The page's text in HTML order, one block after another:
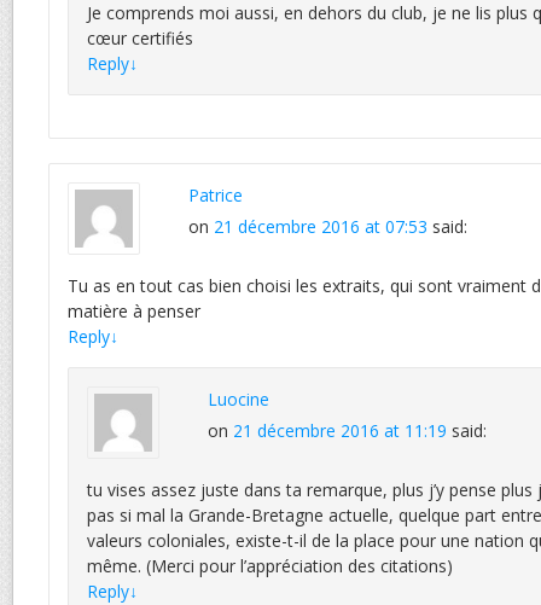
Je comprends moi aussi, en dehors du club, je ne lis plus
cœur certifiés
Reply↓
Patrice
on 21 décembre 2016 at 07:53 said:
Tu as en tout cas bien choisi les extraits, qui sont vraiment
matière à penser
Reply↓
Luocine
on 21 décembre 2016 at 11:19 said:
tu vises assez juste dans ta remarque, plus j’y pense plus
pas si mal la Grande-Bretagne actuelle, quelque part
valeurs coloniales, existe-t-il de la place pour une nation
même. (Merci pour l’appréciation des citations)
Reply↓